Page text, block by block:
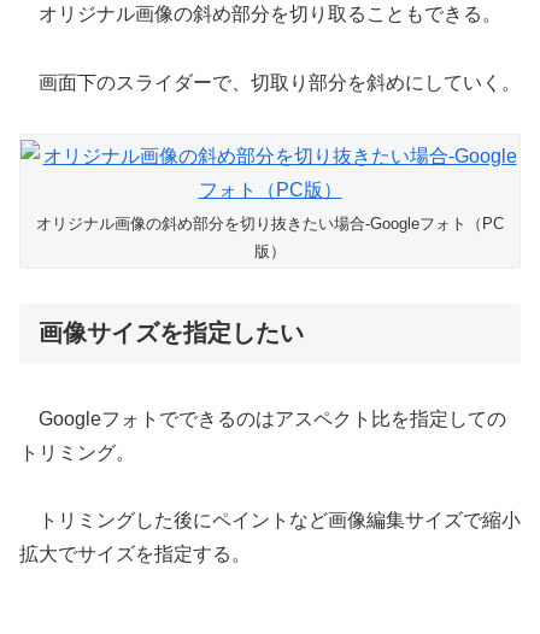
オリジナル画像の斜め部分を切り取ることもできる。
画面下のスライダーで、切取り部分を斜めにしていく。
オリジナル画像の斜め部分を切り抜きたい場合-Googleフォト（PC
版）
画像サイズを指定したい
Googleフォトでできるのはアスペクト比を指定しての
トリミング。
トリミングした後にペイントなど画像編集サイズで縮小
拡大でサイズを指定する。